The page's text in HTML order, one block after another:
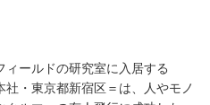
ールドの研究室に入居する
・東京都新宿区＝は、人やモノ